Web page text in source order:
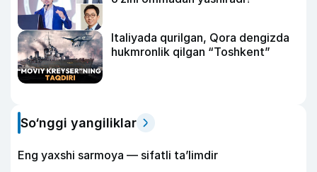
Italiyada qurilgan, Qora dengizda
hukmronlik qilgan “Toshkent”
So‘nggi yangiliklar
Eng yaxshi sarmoya — sifatli ta’limdir